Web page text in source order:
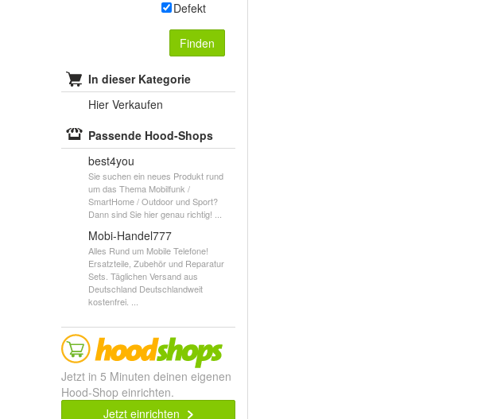
Defekt
Finden
In dieser Kategorie
Hier Verkaufen
Passende Hood-Shops
best4you
Sie suchen ein neues Produkt rund
um das Thema Mobilfunk /
SmartHome / Outdoor und Sport?
Dann sind Sie hier genau richtig! ...
Mobi-Handel777
Alles Rund um Mobile Telefone!
Ersatzteile, Zubehör und Reparatur
Sets. Täglichen Versand aus
Deutschland Deutschlandweit
kostenfrei. ...
Jetzt in 5 Minuten deinen eigenen
Hood-Shop einrichten.
Jetzt einrichten